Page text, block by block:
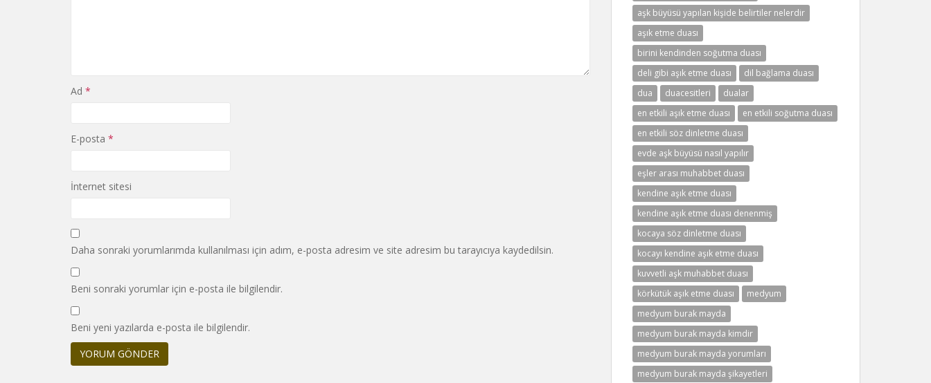
Ad *
E-posta *
İnternet sitesi
Daha sonraki yorumlarımda kullanılması için adım, e-posta adresim ve site adresim bu tarayıcıya kaydedilsin.
Beni sonraki yorumlar için e-posta ile bilgilendir.
Beni yeni yazılarda e-posta ile bilgilendir.
aşk büyüsü yapılan kişide belirtiler nelerdir
aşık etme duası
birini kendinden soğutma duası
deli gibi aşık etme duası
dil bağlama duası
dua
duacesitleri
dualar
en etkili aşık etme duası
en etkili soğutma duası
en etkili söz dinletme duası
evde aşk büyüsü nasıl yapılır
eşler arası muhabbet duası
kendine aşık etme duası
kendine aşık etme duası denenmiş
kocaya söz dinletme duası
kocayı kendine aşık etme duası
kuvvetli aşk muhabbet duası
körkütük aşık etme duası
medyum
medyum burak mayda
medyum burak mayda kimdir
medyum burak mayda yorumları
medyum burak mayda şikayetleri